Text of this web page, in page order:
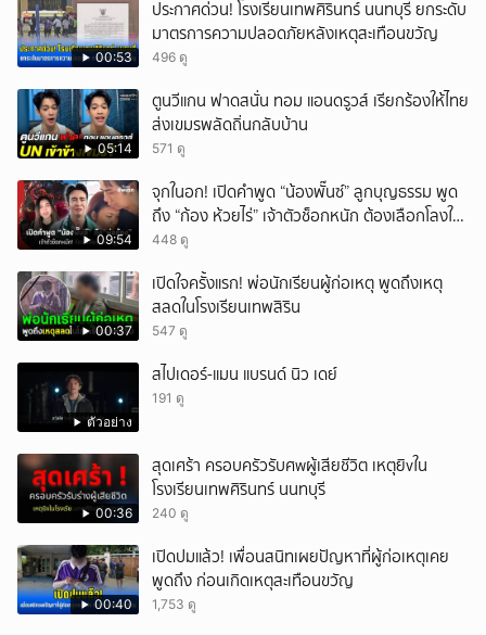
00:53
ประกาศด่วน! โรงเรียนเทพศิรินทร์ นนทบุรี ยกระดับ
มาตรการความปลอดภัยหลังเหตุสะเทือนขวัญ
496 ดู
05:14
ตูนวีแกน ฟาดสนั่น ทอม แอนดรูวส์ เรียกร้องให้ไทย
ส่งเขมรพลัดถิ่นกลับบ้าน
571 ดู
09:54
จุกในอก! เปิดคำพูด “น้องพั๊นซ์” ลูกบุญธรรม พูด
ถึง “ก้อง ห้วยไร่” เจ้าตัวช็อกหนัก ต้องเลือกโลงให้
ลูก!
448 ดู
00:37
เปิดใจครั้งแรก! พ่อนักเรียนผู้ก่อเหตุ พูดถึงเหตุ
สลดในโรงเรียนเทพสิริน
547 ดู
ตัวอย่าง
สไปเดอร์-แมน แบรนด์ นิว เดย์
191 ดู
00:36
สุดเศร้า ครอบครัวรับศwผู้เสียชีวิต เหตุยิvใน
โรงเรียนเทพศิรินทร์ นนทบุรี
240 ดู
00:40
เปิดปมแล้ว! เพื่อนสนิทเผยปัญหาที่ผู้ก่อเหตุเคย
พูดถึง ก่อนเกิดเหตุสะเทือนขวัญ
1,753 ดู